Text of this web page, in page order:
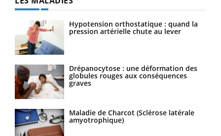
Hypotension orthostatique : quand la
pression artérielle chute au lever
Drépanocytose : une déformation des
globules rouges aux conséquences
graves
Maladie de Charcot (Sclérose latérale
amyotrophique)